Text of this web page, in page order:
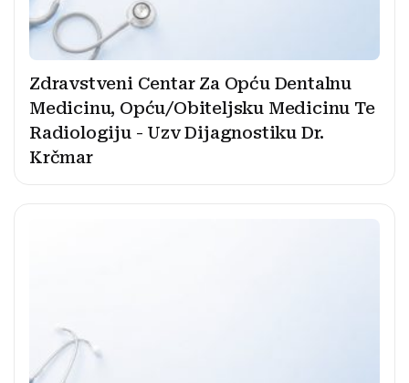
Zdravstveni Centar Za Opću Dentalnu
Medicinu, Opću/Obiteljsku Medicinu Te
Radiologiju - Uzv Dijagnostiku Dr.
Krčmar